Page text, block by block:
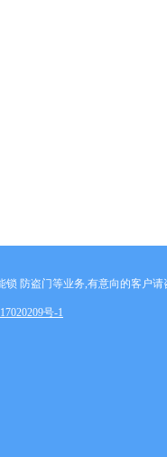
防盗门等业务,有意向的客户请
号-1